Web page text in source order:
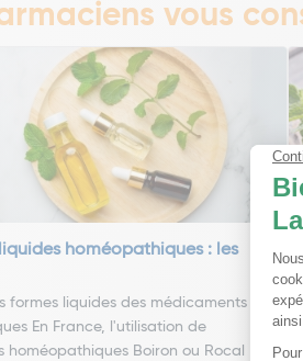
vous
homéopathiques : les
formes liquides des médicaments
En France, l'utilisation de
homéopathiques Boiron ou Rocal